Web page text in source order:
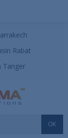
Rabat
Tanger
OK